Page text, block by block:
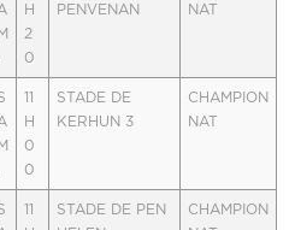
M
H
2
0
PENVENAN
NAT
M
11
H
0
0
STADE DE
KERHUN 3
CHAMPION
NAT
11
STADE DE PEN
CHAMPION